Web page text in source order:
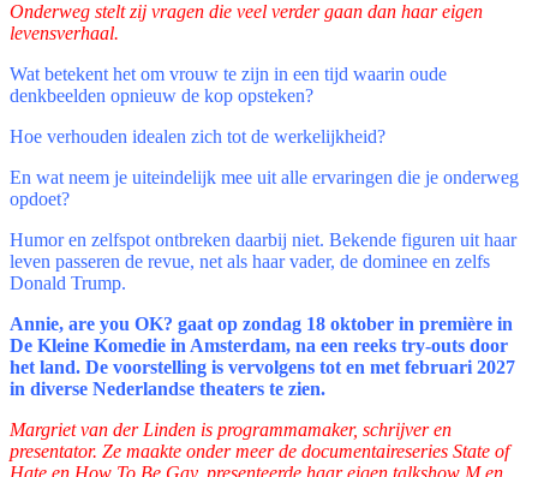
Onderweg stelt zij vragen die veel verder gaan dan haar eigen
levensverhaal.
Wat betekent het om vrouw te zijn in een tijd waarin oude
denkbeelden opnieuw de kop opsteken?
Hoe verhouden idealen zich tot de werkelijkheid?
En wat neem je uiteindelijk mee uit alle ervaringen die je onderweg
opdoet?
Humor en zelfspot ontbreken daarbij niet. Bekende figuren uit haar
leven passeren de revue, net als haar vader, de dominee en zelfs
Donald Trump.
Annie, are you OK? gaat op zondag 18 oktober in première in
De Kleine Komedie in Amsterdam, na een reeks try-outs door
het land. De voorstelling is vervolgens tot en met februari 2027
in diverse Nederlandse theaters te zien.
Margriet van der Linden is programmamaker, schrijver en
presentator. Ze maakte onder meer de documentaireseries State of